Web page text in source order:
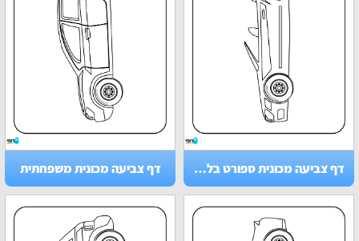
דף צביעה מכונית ספורט בלי גג דף צביעה מכונית משפחתית